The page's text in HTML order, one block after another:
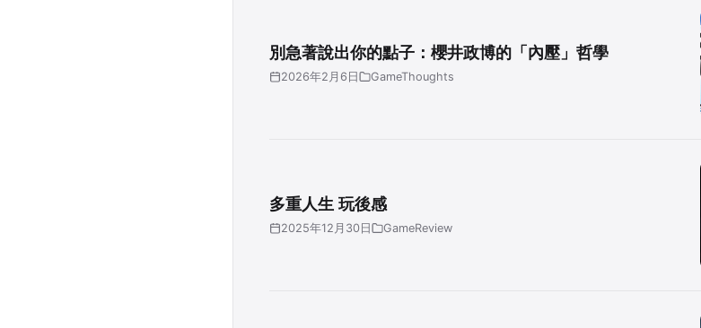
別急著說出你的點子：櫻井政博的「內壓」哲學
2026年2月6日 GameThoughts
多重人生 玩後感
2025年12月30日 GameReview